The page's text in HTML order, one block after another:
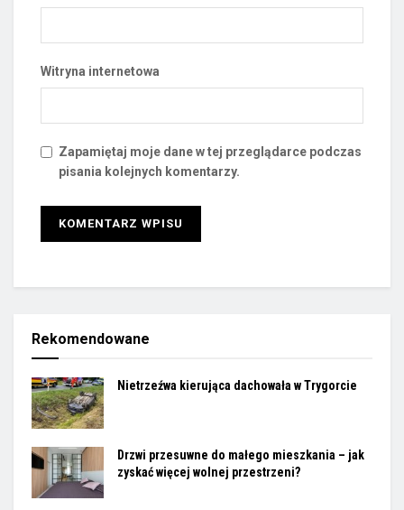
Witryna internetowa
Zapamiętaj moje dane w tej przeglądarce podczas
pisania kolejnych komentarzy.
Rekomendowane
Nietrzeźwa kierująca dachowała w Trygorcie
Drzwi przesuwne do małego mieszkania – jak
zyskać więcej wolnej przestrzeni?